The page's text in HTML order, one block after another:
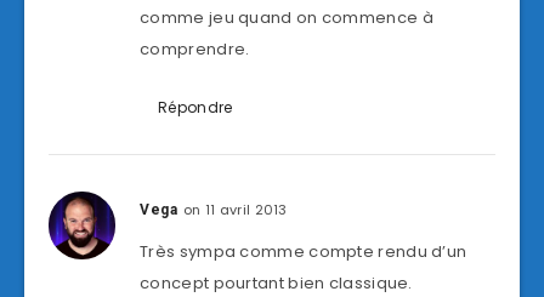
comme jeu quand on commence à
comprendre.
Répondre
Vega on 11 avril 2013
Très sympa comme compte rendu d’un
concept pourtant bien classique.